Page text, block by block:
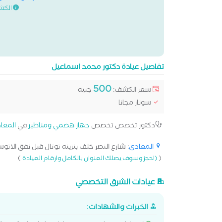
تفاصيل عيادة دكتور محمد اسماعيل
سعر الكشف:500 جنيه
سونار مجانا
دكتور تخصص تخصص جهاز هضمي ومناظيرفي
المعادي: شارع النصر خلف بنزينه توتال قبل نفق
((احجز وسوف يصلك العنوان بالكامل وارقام العيادة)
عيادات الشرق التخصصي
الخبرات والشهادات: